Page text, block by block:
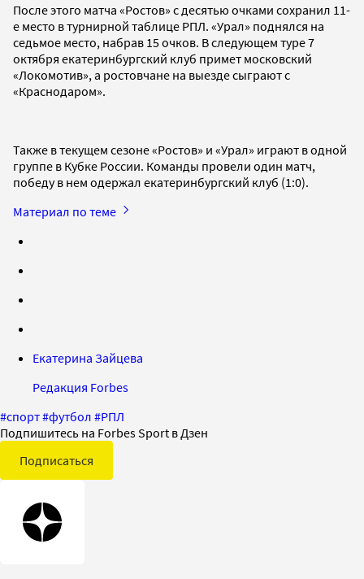
После этого матча «Ростов» с десятью очками сохранил 11-
е место в турнирной таблице РПЛ. «Урал» поднялся на
седьмое место, набрав 15 очков. В следующем туре 7
октября екатеринбургский клуб примет московский
«Локомотив», а ростовчане на выезде сыграют с
«Краснодаром».
Также в текущем сезоне «Ростов» и «Урал» играют в одной
группе в Кубке России. Команды провели один матч,
победу в нем одержал екатеринбургский клуб (1:0).
Материал по теме
Екатерина Зайцева
Редакция Forbes
#спорт#футбол #РПЛ
Подпишитесь на Forbes Sport в Дзен
Подписаться